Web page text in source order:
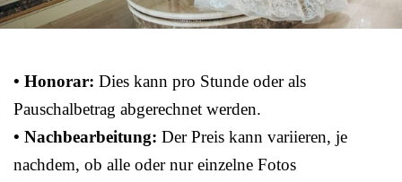
• Honorar: Dies kann pro Stunde oder als
Pauschalbetrag abgerechnet werden.
• Nachbearbeitung: Der Preis kann variieren, je
nachdem, ob alle oder nur einzelne Fotos